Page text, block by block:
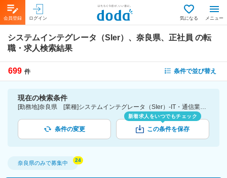
会員登録 ログイン 気になる メニュー
システムインテグレータ（SIer）、奈良県、正社員 の転
職・求人検索結果
699 件 条件で並び替え
現在の検索条件
[勤務地]奈良県 [業種]システムインテグレータ（SIer）-IT・通信業界 [雇用形態]正社員
条件の変更
新着求人をいつでもチェック
この条件を保存
奈良県のみで募集中